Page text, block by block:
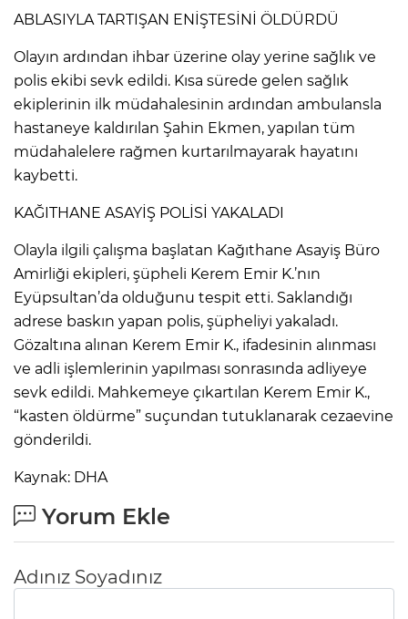
ABLASIYLA TARTIŞAN ENİŞTESİNİ ÖLDÜRDÜ
Olayın ardından ihbar üzerine olay yerine sağlık ve
polis ekibi sevk edildi. Kısa sürede gelen sağlık
ekiplerinin ilk müdahalesinin ardından ambulansla
hastaneye kaldırılan Şahin Ekmen, yapılan tüm
müdahalelere rağmen kurtarılmayarak hayatını
kaybetti.
KAĞITHANE ASAYİŞ POLİSİ YAKALADI
Olayla ilgili çalışma başlatan Kağıthane Asayiş Büro
Amirliği ekipleri, şüpheli Kerem Emir K.’nın
Eyüpsultan’da olduğunu tespit etti. Saklandığı
adrese baskın yapan polis, şüpheliyi yakaladı.
Gözaltına alınan Kerem Emir K., ifadesinin alınması
ve adli işlemlerinin yapılması sonrasında adliyeye
sevk edildi. Mahkemeye çıkartılan Kerem Emir K.,
“kasten öldürme” suçundan tutuklanarak cezaevine
gönderildi.
Kaynak: DHA
Yorum Ekle
Adınız Soyadınız